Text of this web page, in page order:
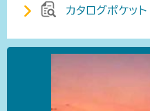
カタログポケット